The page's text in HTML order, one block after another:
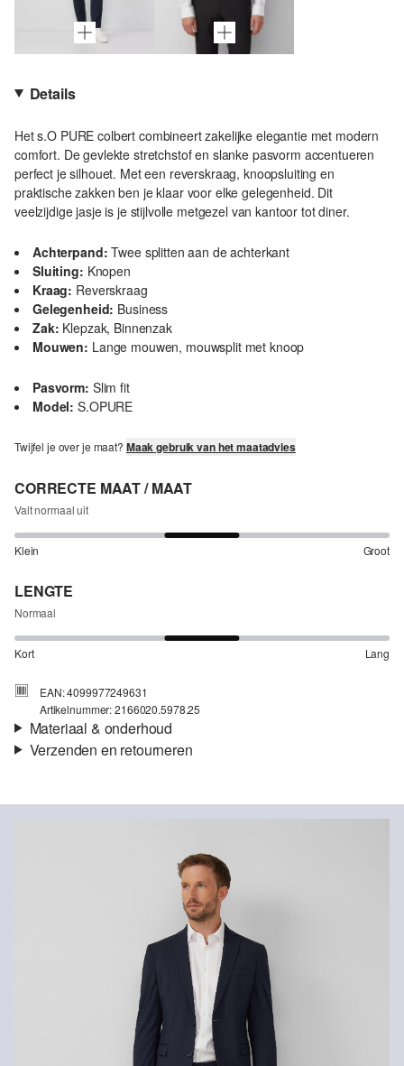
Details
Het s.O PURE colbert combineert zakelijke elegantie met modern
comfort. De gevlekte stretchstof en slanke pasvorm accentueren
perfect je silhouet. Met een reverskraag, knoopsluiting en
praktische zakken ben je klaar voor elke gelegenheid. Dit
veelzijdige jasje is je stijlvolle metgezel van kantoor tot diner.
Achterpand: Twee splitten aan de achterkant
Sluiting: Knopen
Kraag: Reverskraag
Gelegenheid: Business
Zak: Klepzak, Binnenzak
Mouwen: Lange mouwen, mouwsplit met knoop
Pasvorm: Slim fit
Model: S.OPURE
Twijfel je over je maat? Maak gebruik van het maatadvies
CORRECTE MAAT / MAAT
Valt normaal uit
Klein Groot
LENGTE
Normaal
Kort Lang
EAN: 4099977249631
Artikelnummer: 2166020.5978.25
Materiaal & onderhoud
Voering: volledig gevoerd
Niet bleken met chloor
Niet geschikt voor de droger
Niet heet strijken
Chemische reiniging met perchloorethyleen
Verzenden en retourneren
Je bestelling wordt binnen 3-5 werkdagen verzonden door bpost.
Je kunt je artikelen binnen 14 dagen gratis aan ons retourneren.
Als je onze s.Oliver Card hebt, kun je artikelen zelfs binnen 30
dagen gratis retourneren.